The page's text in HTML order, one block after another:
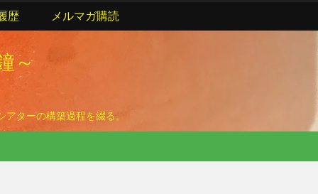
～
ターの構築過程を綴る。
歴 メルマガ購読